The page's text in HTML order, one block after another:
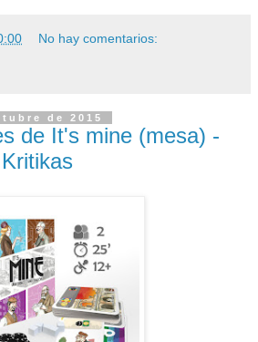
No hay comentarios:
de 2015
de It's mine (mesa) -